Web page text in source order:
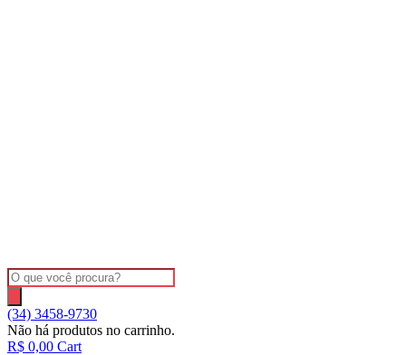
Pesquisar
produtos
(34) 3458-9730
Não há produtos no carrinho.
R$ 0,00 Cart